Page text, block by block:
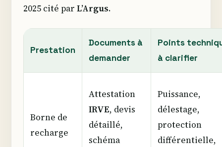
2025 cité par L’Argus.
Prestation
Documents à
demander
Points
à clarifier
Borne de
recharge
Attestation
IRVE, devis
détaillé,
schéma
Puissance,
délestage,
protection
différentielle,